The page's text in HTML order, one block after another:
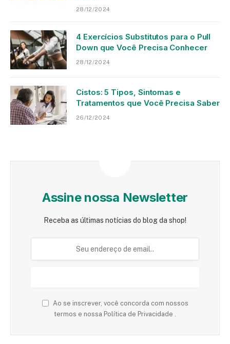
28/12/2024
4 Exercícios Substitutos para o Pull
Down que Você Precisa Conhecer
28/12/2024
Cistos: 5 Tipos, Sintomas e
Tratamentos que Você Precisa Saber
26/12/2024
Assine nossa Newsletter
Receba as últimas notícias do blog da shop!
Ao se inscrever, você concorda com nossos
termos e nossa Política de Privacidade .